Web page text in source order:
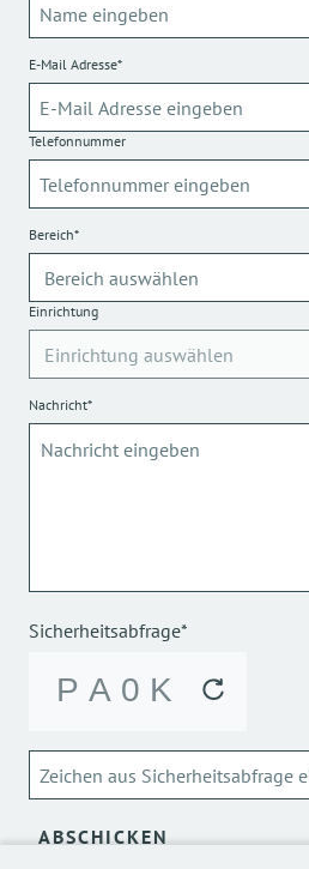
E-Mail Adresse*
Telefonnummer
Bereich*
Einrichtung
Nachricht*
Sicherheitsabfrage*
ABSCHICKEN